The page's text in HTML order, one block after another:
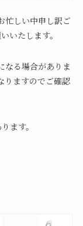
忙しい中申し訳ご
いたします。
なる場合がありま
りますのでご確認
ます。